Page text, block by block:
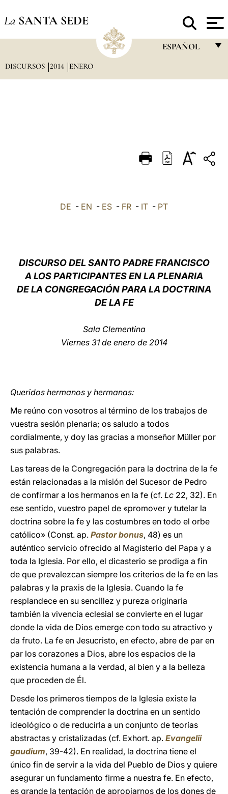
La SANTA SEDE
ESPAÑOL
DEUTSCH
العربيّة
DISCURSOS 2014 ENERO
DE - EN - ES - FR - IT - PT
DISCURSO DEL SANTO PADRE FRANCISCO
A LOS PARTICIPANTES EN LA PLENARIA
DE LA CONGREGACIÓN PARA LA DOCTRINA
DE LA FE
Sala Clementina
Viernes 31 de enero de 2014
Queridos hermanos y hermanas:
Me reúno con vosotros al término de los trabajos de
vuestra sesión plenaria; os saludo a todos
cordialmente, y doy las gracias a monseñor Müller por
sus palabras.
Las tareas de la Congregación para la doctrina de la fe
están relacionadas a la misión del Sucesor de Pedro
de confirmar a los hermanos en la fe (cf. Lc 22, 32). En
ese sentido, vuestro papel de «promover y tutelar la
doctrina sobre la fe y las costumbres en todo el orbe
católico» (Const. ap. Pastor bonus, 48) es un
auténtico servicio ofrecido al Magisterio del Papa y a
toda la Iglesia. Por ello, el dicasterio se prodiga a fin
de que prevalezcan siempre los criterios de la fe en las
palabras y la praxis de la Iglesia. Cuando la fe
resplandece en su sencillez y pureza originaria
también la vivencia eclesial se convierte en el lugar
donde la vida de Dios emerge con todo su atractivo y
da fruto. La fe en Jesucristo, en efecto, abre de par en
par los corazones a Dios, abre los espacios de la
existencia humana a la verdad, al bien y a la belleza
que proceden de Él.
Desde los primeros tiempos de la Iglesia existe la
tentación de comprender la doctrina en un sentido
ideológico o de reducirla a un conjunto de teorías
abstractas y cristalizadas (cf. Exhort. ap. Evangelii
gaudium, 39-42). En realidad, la doctrina tiene el
único fin de servir a la vida del Pueblo de Dios y quiere
asegurar un fundamento firme a nuestra fe. En efecto,
es grande la tentación de apropiarnos de los dones de